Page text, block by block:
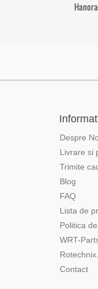
Despre
Livrare si
Trimite
Blog
FAQ
Lista de
Politica
WRT-
Contact